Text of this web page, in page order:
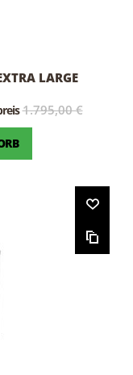
LARGE
1.795,00 €